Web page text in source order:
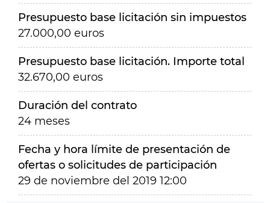
Presupuesto base licitación sin impuestos
27.000,00 euros
Presupuesto base licitación. Importe total
32.670,00 euros
Duración del contrato
24 meses
Fecha y hora límite de presentación de
ofertas o solicitudes de participación
29 de noviembre del 2019 12:00